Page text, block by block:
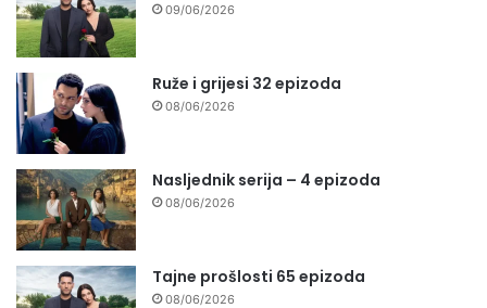
09/06/2026
Ruže i grijesi 32 epizoda
08/06/2026
Nasljednik serija – 4 epizoda
08/06/2026
Tajne prošlosti 65 epizoda
08/06/2026